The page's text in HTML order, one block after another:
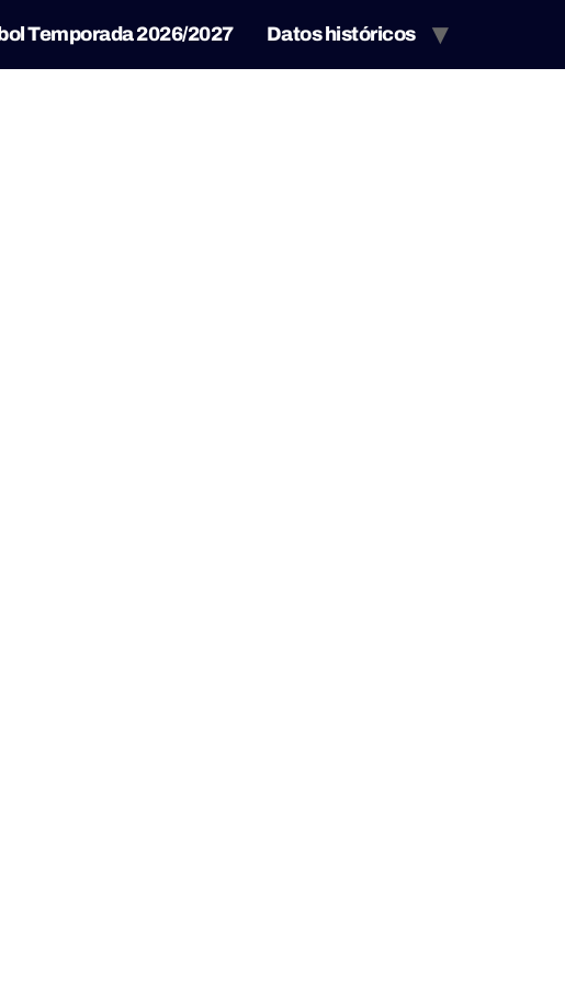
Temporada 2026/2027 Datos históricos